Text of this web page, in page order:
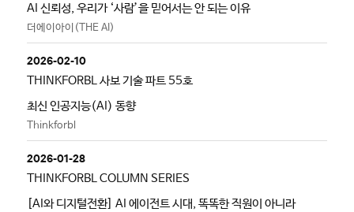
AI 신뢰성, 우리가 ‘사람’을 믿어서는 안 되는 이유
더에이아이(THE AI)
2026-02-10
THINKFORBL 사보 기술 파트 55호
최신 인공지능(AI) 동향
Thinkforbl
2026-01-28
THINKFORBL COLUMN SERIES
[AI와 디지털전환] AI 에이전트 시대, 똑똑한 직원이 아니라